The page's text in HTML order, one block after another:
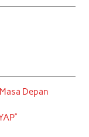
u
Depan